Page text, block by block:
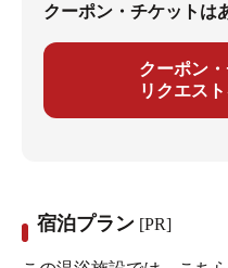
クーポン・チケットは
クーポン
リクエス
宿泊プラン [PR]